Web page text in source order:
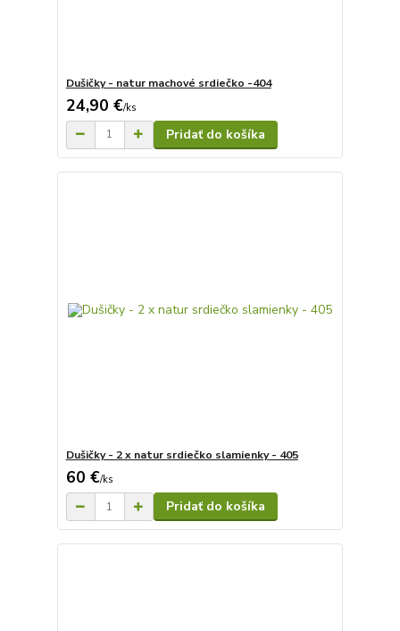
Dušičky - natur machové srdiečko -404
24,90 €/ks
Pridať do košíka
Dušičky - 2 x natur srdiečko slamienky - 405
60 €/ks
Pridať do košíka